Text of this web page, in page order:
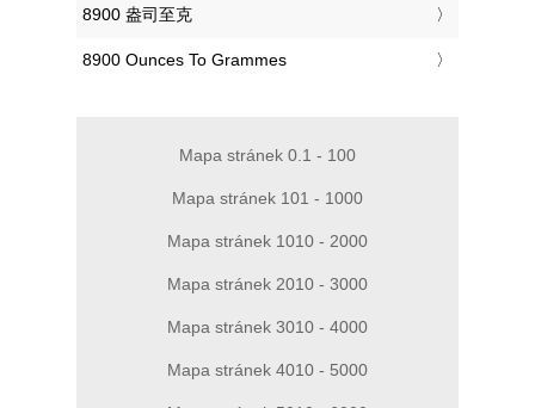
‎8900 盎司至克
‎8900 Ounces To Grammes
Mapa stránek 0.1 - 100
Mapa stránek 101 - 1000
Mapa stránek 1010 - 2000
Mapa stránek 2010 - 3000
Mapa stránek 3010 - 4000
Mapa stránek 4010 - 5000